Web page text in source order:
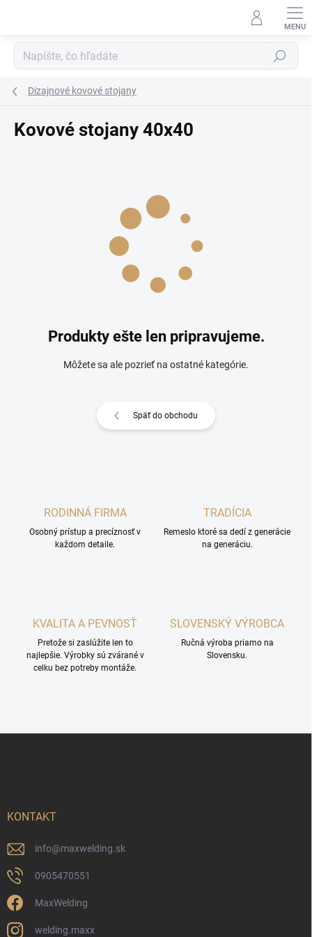
Hľadať
Dizajnové kovové stojany
Kovové stojany 40x40
Produkty ešte len pripravujeme.
Môžete sa ale pozrieť na ostatné kategórie.
Späť do obchodu
RODINNÁ FIRMA
Osobný prístup a precíznosť v
každom detaile.
TRADÍCIA
Remeslo ktoré sa dedí z generácie
na generáciu.
KVALITA A PEVNOSŤ
Pretože si zaslúžite len to
najlepšie. Výrobky sú zvárané v
celku bez potreby montáže.
SLOVENSKÝ VÝROBCA
Ručná výroba priamo na
Slovensku.
KONTAKT
info@maxwelding.sk
0905470551
MaxWelding
welding.maxx